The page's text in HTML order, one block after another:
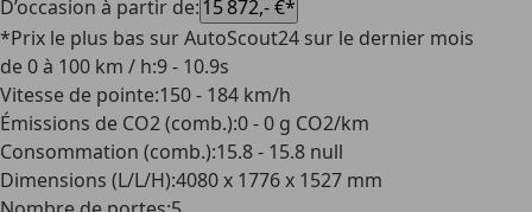
D’occasion à partir de:15 872,- €*
*Prix le plus bas sur AutoScout24 sur le dernier mois
de 0 à 100 km / h:9 - 10.9s
Vitesse de pointe:150 - 184 km/h
Émissions de CO2 (comb.):0 - 0 g CO2/km
Consommation (comb.):15.8 - 15.8 null
Dimensions (L/L/H):4080 x 1776 x 1527 mm